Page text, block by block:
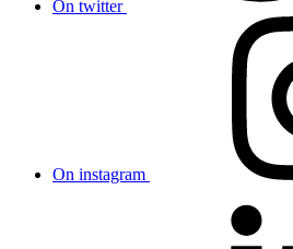
On twitter
On instagram